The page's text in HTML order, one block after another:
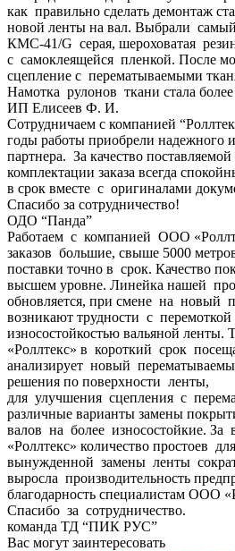
как правильно сделать демонтаж
новой ленты на вал. Выбрали
КМС-41/G серая, шероховатая
с самоклеящейся пленкой. После
сцепление с перематываемыми
Намотка рулонов ткани стала
ИП Елисеев Ф. И.
Сотрудничаем с компанией
годы работы приобрели надежного
партнера. За качество
комплектации заказа всегда
в срок вместе с оригиналами
Спасибо за сотрудничество!
ОДО “Панда”
Работаем с компанией ООО
заказов большие, свыше 5000
поставки точно в срок. Качество
высшем уровне. Линейка нашей
обновляется, при смене на новый
возникают трудности с перемоткой
износостойкостью вальяной
«Роллтекс» в короткий срок
анализирует новый
решения по поверхности ленты,
для улучшения сцепления с
различные варианты замены
валов на более износостойкие.
«Роллтекс» количество простоев для
вынужденной замены ленты
выросла производительность
благодарность специалистам ООО
Спасибо за сотрудничество.
команда ТД “ПИК РУС”
Вас могут заинтересовать